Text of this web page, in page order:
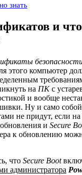
знать
и
этого компьютер
на ПКс
и вообще
Ну и само собой
не придут, если
и Secure
к обновлению
что Secure Boot
администратора